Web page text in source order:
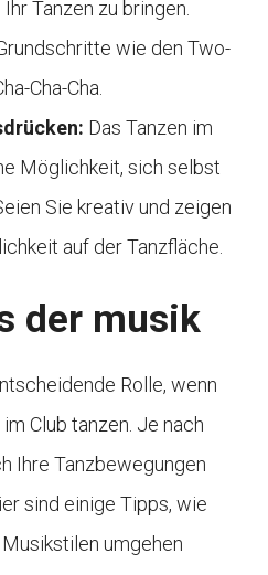
Tanzen zu bringen.
wie den Two-
Cha-Cha.
Das Tanzen im
Möglichkeit, sich selbst
Sie kreativ und zeigen
auf der Tanzfläche.
der musik
Rolle, wenn
Club tanzen. Je nach
Ihre Tanzbewegungen
sind einige Tipps, wie
umgehen